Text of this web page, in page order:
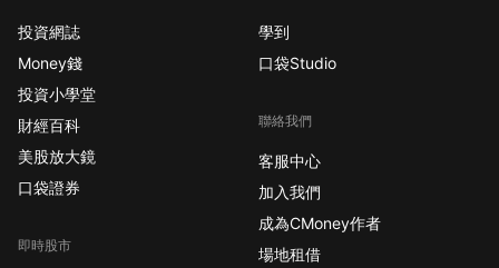
投資網誌
Money錢
投資小學堂
財經百科
美股放大鏡
口袋證券
即時股市
學到
口袋Studio
聯絡我們
客服中心
加入我們
成為CMoney作者
場地租借